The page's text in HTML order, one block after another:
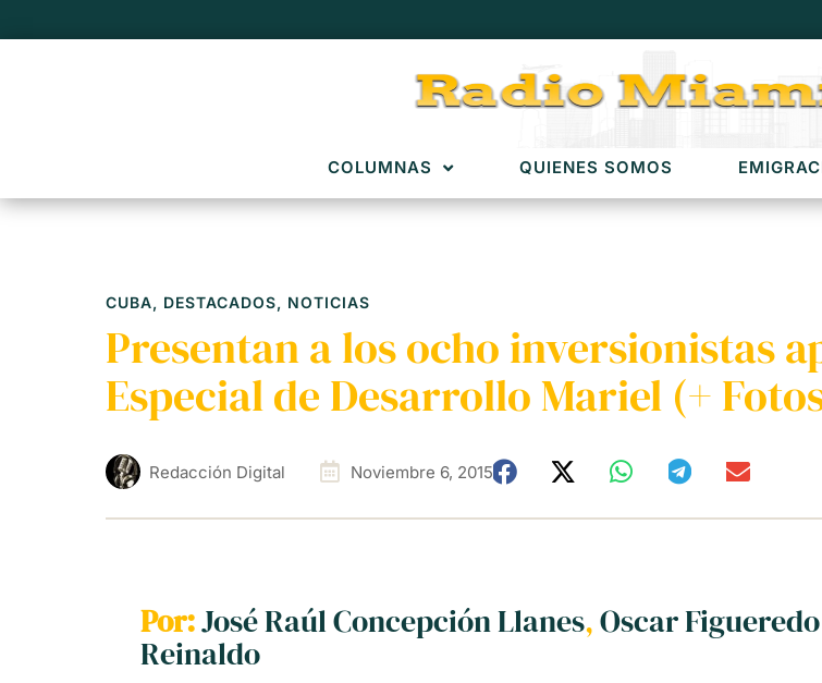
COLUMNAS QUIENES SOMOS
CUBA, DESTACADOS, NOTICIAS
Presentan a los ocho inversionistas
Especial de Desarrollo Mariel (+
Redacción Digital Noviembre 6, 2015
Por:José Raúl Concepción Llanes,Oscar Figueredo
Reinaldo